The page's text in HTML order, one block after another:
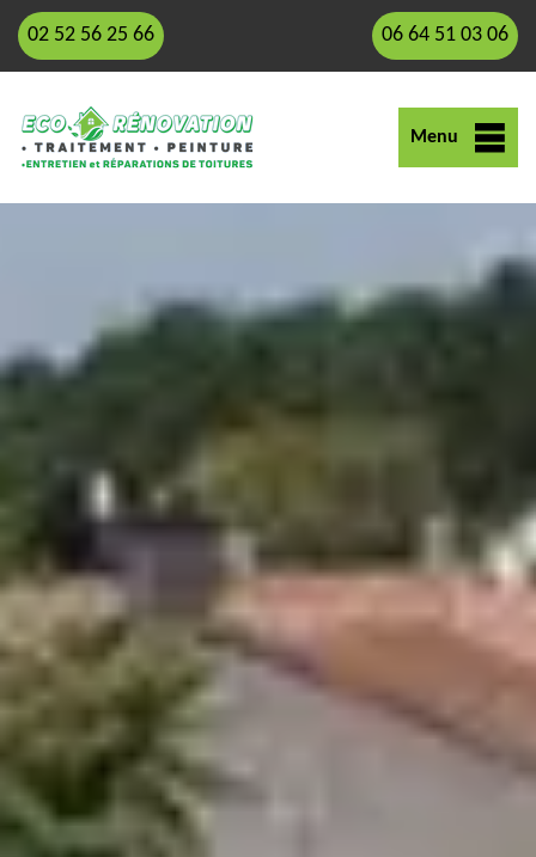
02 52 56 25 66 06 64 51 03 06
Menu